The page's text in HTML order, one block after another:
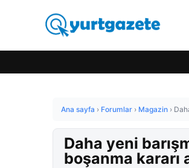
Ana sayfa › Forumlar › Magazin ›
Daha yeni
boşanma kararı